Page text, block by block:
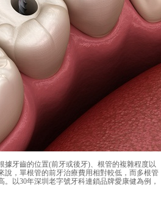
牙齒的位置(前牙或後牙)、根管的複雜程度以
說，單根管的前牙治療費用相對較低，而多根管
。以30年深圳老字號牙科連鎖品牌愛康健為例，